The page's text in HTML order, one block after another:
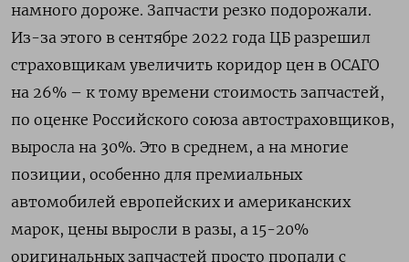
намного дороже. Запчасти резко подорожали.
Из-за этого в сентябре 2022 года ЦБ разрешил
страховщикам увеличить коридор цен в ОСАГО
на 26% – к тому времени стоимость запчастей,
по оценке Российского союза автостраховщиков,
выросла на 30%. Это в среднем, а на многие
позиции, особенно для премиальных
автомобилей европейских и американских
марок, цены выросли в разы, а 15-20%
оригинальных запчастей просто пропали с